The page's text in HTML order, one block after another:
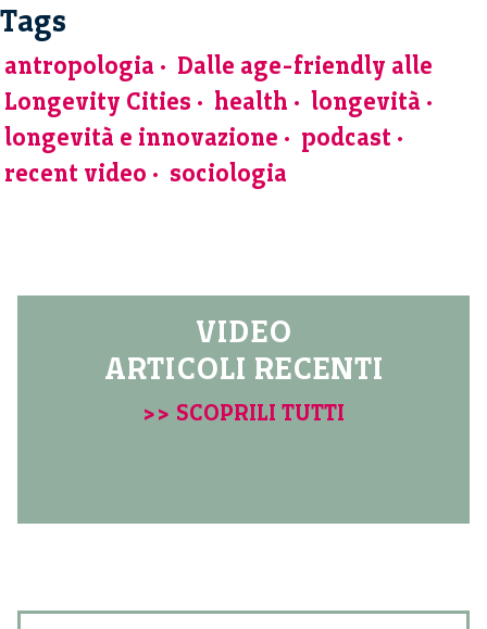
Tags
antropologia
Dalle age-friendly alle
Longevity Cities
health
longevità
longevità e innovazione
podcast
recent video
sociologia
VIDEO
ARTICOLI RECENTI
>> SCOPRILI TUTTI